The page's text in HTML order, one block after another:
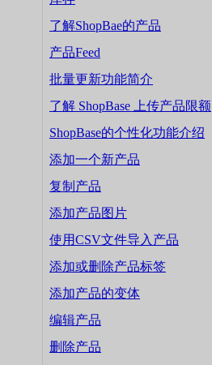
了解ShopBae的产品
产品Feed
批量更新功能简介
了解 ShopBase 上传产品限额
ShopBase的个性化功能介绍
添加一个新产品
复制产品
添加产品图片
使用CSV文件导入产品
添加或删除产品标签
添加产品的变体
编辑产品
删除产品